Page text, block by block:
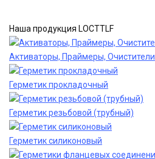
Наша продукция LOCTTLF
Активаторы, Праймеры, Очистители
Герметик прокладочный
Герметик резьбовой (трубный)
Герметик силиконовый